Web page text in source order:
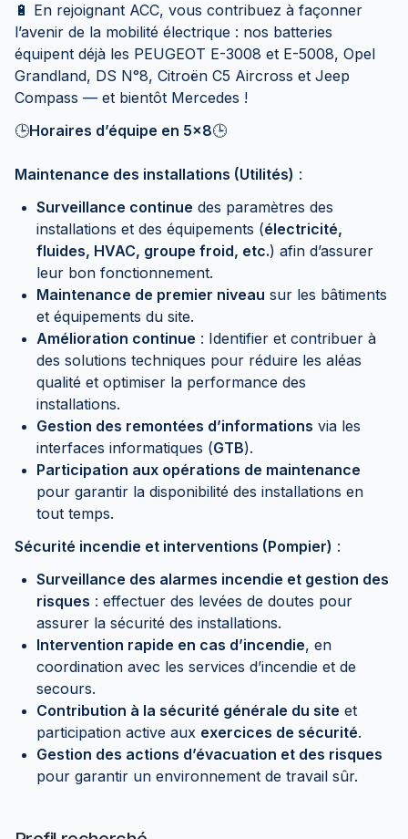
🔋 En rejoignant ACC, vous contribuez à façonner
l’avenir de la mobilité électrique : nos batteries
équipent déjà les PEUGEOT E-3008 et E-5008, Opel
Grandland, DS N°8, Citroën C5 Aircross et Jeep
Compass — et bientôt Mercedes !
🕒Horaires d’équipe en 5x8🕒
Maintenance des installations (Utilités) :
Surveillance continue des paramètres des
installations et des équipements (électricité,
fluides, HVAC, groupe froid, etc.) afin d’assurer
leur bon fonctionnement.
Maintenance de premier niveau sur les bâtiments
et équipements du site.
Amélioration continue : Identifier et contribuer à
des solutions techniques pour réduire les aléas
qualité et optimiser la performance des
installations.
Gestion des remontées d’informations via les
interfaces informatiques (GTB).
Participation aux opérations de maintenance
pour garantir la disponibilité des installations en
tout temps.
Sécurité incendie et interventions (Pompier) :
Surveillance des alarmes incendie et gestion des
risques : effectuer des levées de doutes pour
assurer la sécurité des installations.
Intervention rapide en cas d’incendie, en
coordination avec les services d’incendie et de
secours.
Contribution à la sécurité générale du site et
participation active aux exercices de sécurité.
Gestion des actions d’évacuation et des risques
pour garantir un environnement de travail sûr.